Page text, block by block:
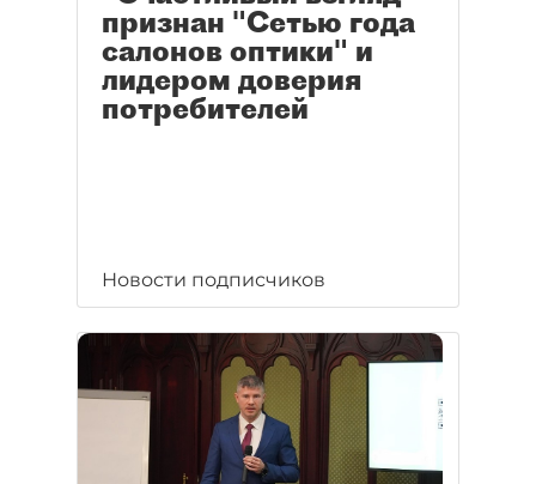
признан "Сетью года
салонов оптики" и
лидером доверия
потребителей
Новости подписчиков